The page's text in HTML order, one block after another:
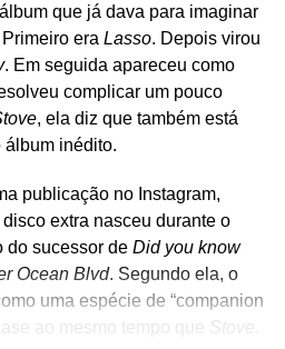
Bowie, The Clash, Cheap
Misfits, Nirvana, Rolling
aparecer nas
vezes são anunciadas poucas
Diferentemente de outros
nunca teve a intenção de
proposta é apenas revisitar
intimista, recriando um pouco
dias do Green Day nos clubes
que já dava para imaginar
era Lasso. Depois virou
. Em seguida apareceu como
complicar um pouco
, ela diz que também está
álbum inédito.
publicação no Instagram,
extra nasceu durante o
do sucessor de Did you know
Ocean Blvd. Segundo ela, o
uma espécie de “companion
ao mesmo tempo que
Stove